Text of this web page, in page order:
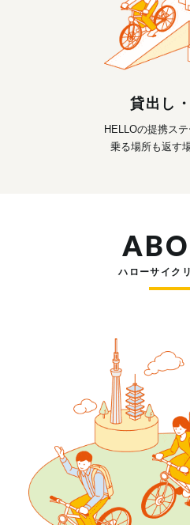
貸出し
HELLOの提携ス
乗る場所も返す
ハローサイク